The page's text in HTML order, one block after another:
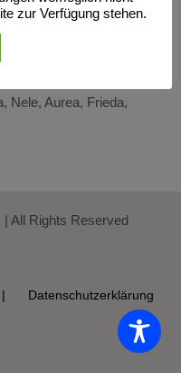
19:25, 25:17, 19:25)
Nele, Aurea, Frieda,
All Rights Reserved
Datenschutzerklärung
zur Verfügung stehen.